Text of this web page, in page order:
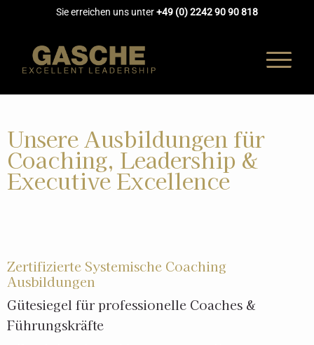
Sie erreichen uns unter+49 (0) 2242 90 90 818
Unsere Ausbildungen für
Coaching, Leadership &
Executive Excellence
Zertifizierte Systemische Coaching
Ausbildungen
Gütesiegel für professionelle Coaches &
Führungskräfte